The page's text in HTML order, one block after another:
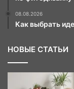
08.08.2026
Как выбрать
НОВЫЕ СТАТЬИ